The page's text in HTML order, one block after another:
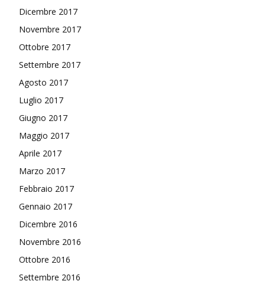
Dicembre 2017
Novembre 2017
Ottobre 2017
Settembre 2017
Agosto 2017
Luglio 2017
Giugno 2017
Maggio 2017
Aprile 2017
Marzo 2017
Febbraio 2017
Gennaio 2017
Dicembre 2016
Novembre 2016
Ottobre 2016
Settembre 2016